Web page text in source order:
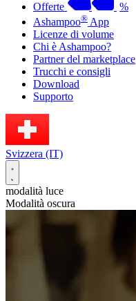
Offerte
%
Ashampoo® App
Licenze di volume
Chi è Ashampoo?
Partner del marketplace
Trucchi e consigli
Download
Supporto
Svizzera (IT)
modalità luce
Modalità oscura